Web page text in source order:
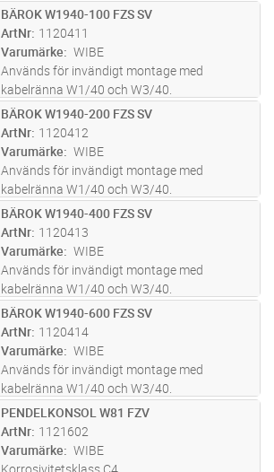
ST Lägg i kundvagn
BÄROK W1940-100 FZS SV
ArtNr 1120411
Varumärke
WIBE
Används för invändigt montage med
kabelränna W1/40 och W3/40.
Korrosivitetsklass C2.
ST Lägg i kundvagn
BÄROK W1940-200 FZS SV
ArtNr 1120412
Varumärke
WIBE
Används för invändigt montage med
kabelränna W1/40 och W3/40.
Korrosivitetsklass C2.
ST Lägg i kundvagn
BÄROK W1940-400 FZS SV
ArtNr 1120413
Varumärke
WIBE
Används för invändigt montage med
kabelränna W1/40 och W3/40.
Korrosivitetsklass C2.
ST Lägg i kundvagn
BÄROK W1940-600 FZS SV
ArtNr 1120414
Varumärke
WIBE
Används för invändigt montage med
kabelränna W1/40 och W3/40.
Korrosivitetsklass C2.
ST Lägg i kundvagn
PENDELKONSOL W81 FZV
ArtNr 1121602
Varumärke
WIBE